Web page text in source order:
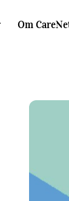
Om